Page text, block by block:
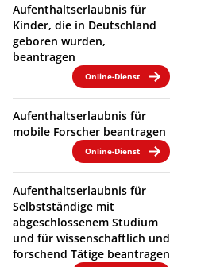
Aufenthaltserlaubnis für
Kinder, die in Deutschland
geboren wurden,
beantragen
Online-Dienst
Aufenthaltserlaubnis für
mobile Forscher beantragen
Online-Dienst
Aufenthaltserlaubnis für
Selbstständige mit
abgeschlossenem Studium
und für wissenschaftlich und
forschend Tätige beantragen